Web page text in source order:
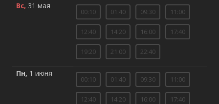
Вс, 31 мая
00:10 01:40 09:30 11:00
12:40 14:20 16:00 17:40
19:20 21:00 22:40
Пн, 1 июня
00:10 01:40 09:30 11:00
12:40 14:20 16:00 17:40